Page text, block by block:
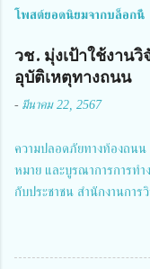
โพสต์ยอดนิยมจากบล็อกนี้
วช. มุ่งเป้าใช้งาน
อุบัติเหตุทางถนน
- มีนาคม 22, 2567
ความปลอดภัยทางท้องถนน
หมาย และบูรณาการการทำ
กับประชาชน สำนักงานการ
สมาคมวิศวกรรมชีวการแพ
โครงการการวิจัยเชิงปฏิบั